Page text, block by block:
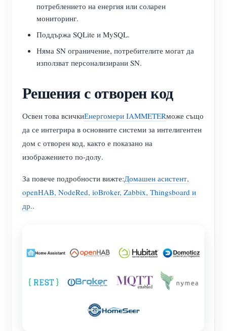
потреблението на енергия или соларен
мониторинг.
Поддържа SQLite и MySQL.
Няма SN ограничение, потребителите могат да
използват персонализирани SN.
Решения с отворен код
Освен това всичкиЕнергомери IAMMETERможе също
да се интегрира в основните системи за интелигентен
дом с отворен код, както е показано на
изображението по-долу.
За повече подробности вижте:Домашен асистент,
openHAB, NodeRed, ioBroker, Zabbix, Thingsboard и
др..